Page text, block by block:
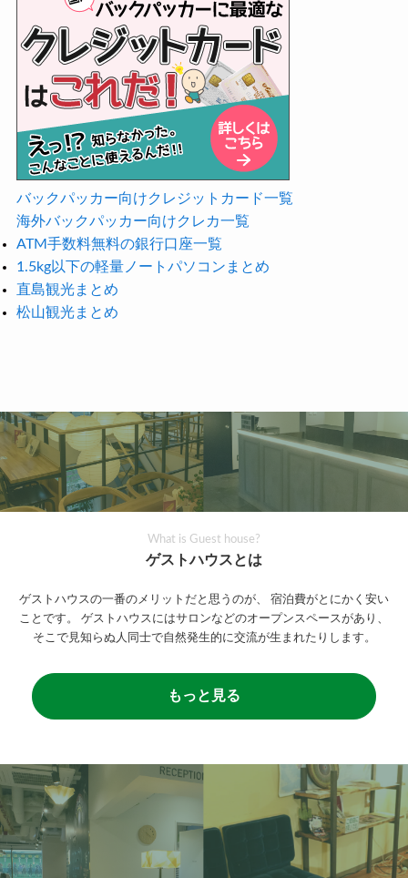
バックパッカー向けクレジットカード一覧
海外バックパッカー向けクレカ一覧
ATM手数料無料の銀行口座一覧
1.5kg以下の軽量ノートパソコンまとめ
直島観光まとめ
松山観光まとめ
What is Guest house?
ゲストハウスとは
ゲストハウスの一番のメリットだと思うのが、
宿泊費がとにかく安い
ことです。
ゲストハウスにはサロンなどのオープンスペースがあり、
そこで見知らぬ人同士で自然発生的に交流が生まれたりします。
もっと見る